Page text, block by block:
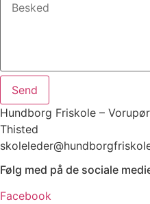
Send
Hundborg Friskole –
Thisted
Følg med på de sociale
Facebook